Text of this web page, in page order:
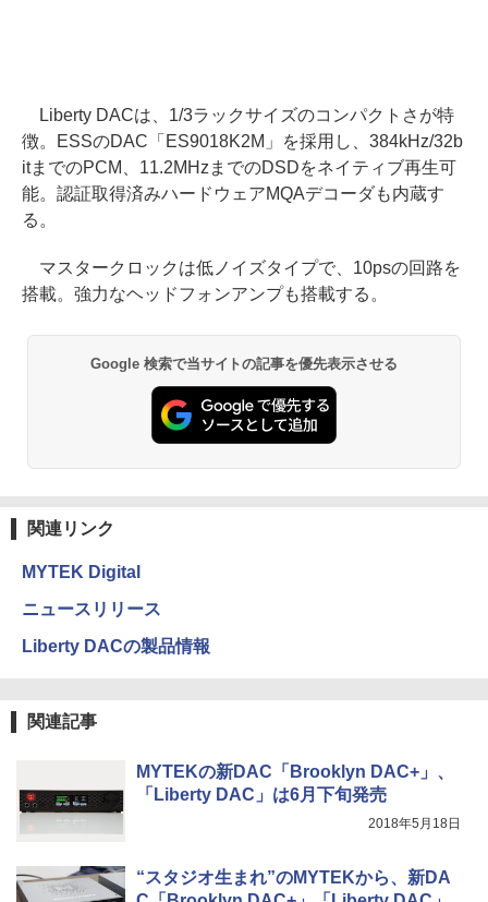
Liberty DACは、1/3ラックサイズのコンパクトさが特
徴。ESSのDAC「ES9018K2M」を採用し、384kHz/32b
itまでのPCM、11.2MHzまでのDSDをネイティブ再生可
能。認証取得済みハードウェアMQAデコーダも内蔵す
る。
マスタークロックは低ノイズタイプで、10psの回路を
搭載。強力なヘッドフォンアンプも搭載する。
Google 検索で当サイトの記事を優先表示させる
関連リンク
MYTEK Digital
ニュースリリース
Liberty DACの製品情報
関連記事
MYTEKの新DAC「Brooklyn DAC+」、
「Liberty DAC」は6月下旬発売
2018年5月18日
“スタジオ生まれ”のMYTEKから、新DA